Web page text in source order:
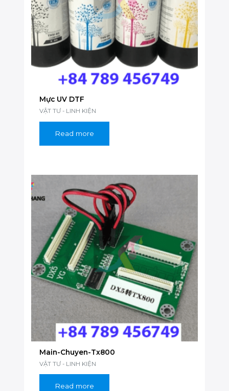
Mực UV DTF
VẬT TƯ - LINH KIỆN
Read more
Main-Chuyen-Tx800
VẬT TƯ - LINH KIỆN
Read more